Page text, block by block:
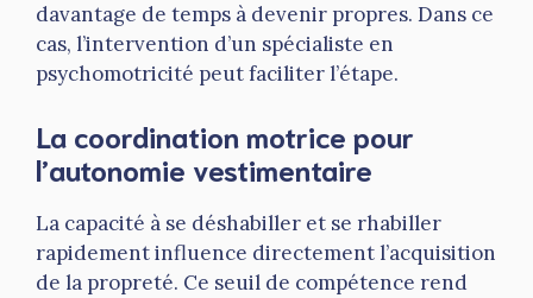
davantage de temps à devenir propres. Dans ce
cas, l’intervention d’un spécialiste en
psychomotricité peut faciliter l’étape.
La coordination motrice pour
l’autonomie vestimentaire
La capacité à se déshabiller et se rhabiller
rapidement influence directement l’acquisition
de la propreté. Ce seuil de compétence rend